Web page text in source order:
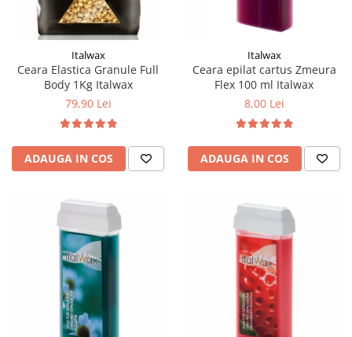
Italwax
Ceara Elastica Granule Full
Body 1Kg Italwax
79,90 Lei
ADAUGA IN COS
Italwax
Ceara epilat cartus Zmeura
Flex 100 ml Italwax
8,00 Lei
ADAUGA IN COS